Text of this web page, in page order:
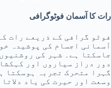
رات کا آسمان فوٹوگرافی
فوٹو گرافی کے ذریعے رات
آسمانی اجسام کی پوشیدہ
جاسکتا ہے۔ شہر کی
دور دراز سیاروں اور
گہرا متحرک تجربہ ہوسکتا
وسعت اور حیرت کی یاد دلاتا